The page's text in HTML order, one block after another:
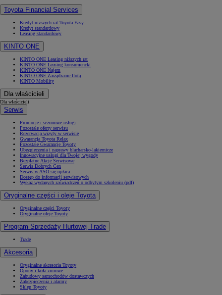
Toyota Financial Services
Kredyt niższych rat Toyota Easy
Kredyt standardowy
Leasing standardowy
KINTO ONE
KINTO ONE Leasing niższych rat
KINTO ONE Leasing konsumencki
KINTO ONE Najem
KINTO ONE Zarządzanie flotą
KINTO Mobility
Dla właścicieli
Dla właścicieli
Serwis
Promocje i sezonowe usługi
Pozostałe oferty serwisu
Rezerwacja wizyty w serwisie
Gwarancja Toyota Relax
Pozostałe Gwarancje Toyoty
Ubezpieczenia i naprawy blacharsko-lakiernicze
Innowacyjne usługi dla Twojej wygody
Bezpłatne Akcje Serwisowe
Serwis Dobrych Cen
Serwis w ASO się opłaca
Dostęp do informacji serwisowych
Wykaz wydanych zaświadczeń o odbytym szkoleniu (pdf)
Oryginalne części i oleje Toyota
Oryginalne części Toyoty
Oryginalne oleje Toyoty
Program Sprzedaży Hurtowej Trade
Trade
Akcesoria
Oryginalne akcesoria Toyoty
Opony i koła zimowe
Zabudowy samochodów dostawczych
Zabezpieczenia i alarmy
Sklep Toyoty